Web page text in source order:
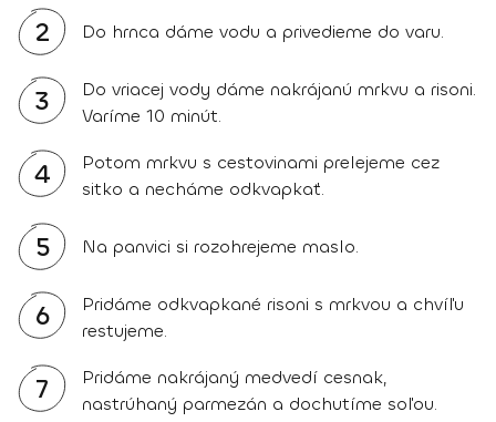
2 Do hrnca dáme vodu a privedieme do varu.
3
Do vriacej vody dáme nakrájanú mrkvu a risoni.
Varíme 10 minút.
4
Potom mrkvu s cestovinami prelejeme cez
sitko a necháme odkvapkať.
5 Na panvici si rozohrejeme maslo.
6
Pridáme odkvapkané risoni s mrkvou a chvíľu
restujeme.
7
Pridáme nakrájaný medvedí cesnak,
nastrúhaný parmezán a dochutíme soľou.